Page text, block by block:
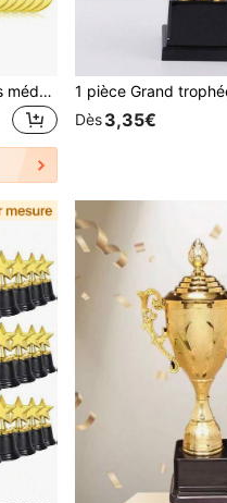
10/30/50/100 pièces Petites médailles en plastique doré, pack multi-articles de cadeaux de fête, jeux et célébrations, remplissage de paniers, design d'étoile à cinq branches, convient pour les événements sportifs, les compétitions, les récompenses, les cadeaux de fête et les décorations
Dès 3,35€